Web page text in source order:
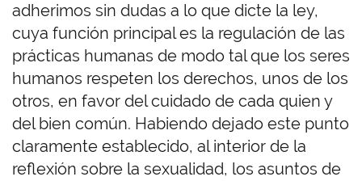
adherimos sin dudas a lo que dicte la ley,
cuya función principal es la regulación de las
prácticas humanas de modo tal que los seres
humanos respeten los derechos, unos de los
otros, en favor del cuidado de cada quien y
del bien común. Habiendo dejado este punto
claramente establecido, al interior de la
reflexión sobre la sexualidad, los asuntos de